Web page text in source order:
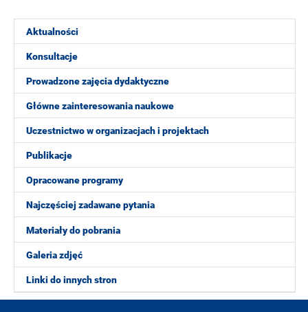
Aktualności
Konsultacje
Prowadzone zajęcia dydaktyczne
Główne zainteresowania naukowe
Uczestnictwo w organizacjach i projektach
Publikacje
Opracowane programy
Najczęściej zadawane pytania
Materiały do pobrania
Galeria zdjęć
Linki do innych stron